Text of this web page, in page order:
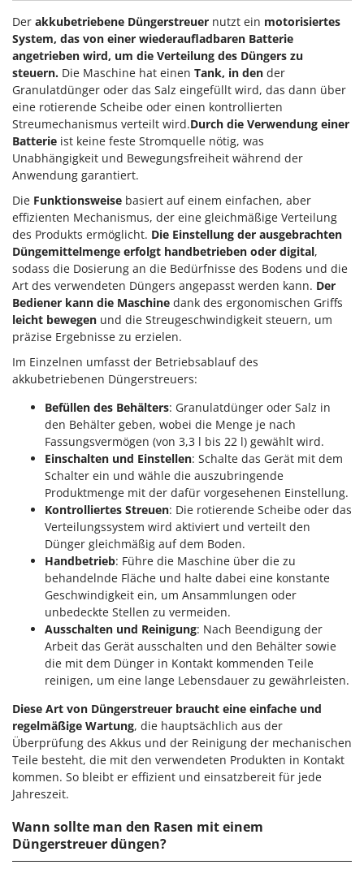
Novatec
Novital
NuAir
NuovaFac
O
Officine Savioli
Oliviero
Olix
OMA
Omas
Ompagrill
Ooni
Oriental Koshin
P
Palumbo Pavi
Partisani
Paterlini
Philips
Pramac
Prismafood
R.G.V.
Rato
Reber
Redback
Resto Italia
Ribimex
Ripartrak
Ritter
River Systems
Rossofuoco
Rover Pompe
Der akkubetriebene Düngerstreuer nutzt ein motorisiertes
System, das von einer wiederaufladbaren Batterie
angetrieben wird, um die Verteilung des Düngers zu
steuern. Die Maschine hat einen Tank, in den der
Granulatdünger oder das Salz eingefüllt wird, das dann über
eine rotierende Scheibe oder einen kontrollierten
Streumechanismus verteilt wird.Durch die Verwendung einer
Batterie ist keine feste Stromquelle nötig, was
Unabhängigkeit und Bewegungsfreiheit während der
Anwendung garantiert.
Die Funktionsweise basiert auf einem einfachen, aber
effizienten Mechanismus, der eine gleichmäßige Verteilung
des Produkts ermöglicht. Die Einstellung der ausgebrachten
Düngemittelmenge erfolgt handbetrieben oder digital,
sodass die Dosierung an die Bedürfnisse des Bodens und die
Art des verwendeten Düngers angepasst werden kann. Der
Bediener kann die Maschine dank des ergonomischen Griffs
leicht bewegen und die Streugeschwindigkeit steuern, um
präzise Ergebnisse zu erzielen.
Im Einzelnen umfasst der Betriebsablauf des
akkubetriebenen Düngerstreuers:
Befüllen des Behälters: Granulatdünger oder Salz in
den Behälter geben, wobei die Menge je nach
Fassungsvermögen (von 3,3 l bis 22 l) gewählt wird.
Einschalten und Einstellen: Schalte das Gerät mit dem
Schalter ein und wähle die auszubringende
Produktmenge mit der dafür vorgesehenen Einstellung.
Kontrolliertes Streuen: Die rotierende Scheibe oder das
Verteilungssystem wird aktiviert und verteilt den
Dünger gleichmäßig auf dem Boden.
Handbetrieb: Führe die Maschine über die zu
behandelnde Fläche und halte dabei eine konstante
Geschwindigkeit ein, um Ansammlungen oder
unbedeckte Stellen zu vermeiden.
Ausschalten und Reinigung: Nach Beendigung der
Arbeit das Gerät ausschalten und den Behälter sowie
die mit dem Dünger in Kontakt kommenden Teile
reinigen, um eine lange Lebensdauer zu gewährleisten.
Diese Art von Düngerstreuer braucht eine einfache und
regelmäßige Wartung, die hauptsächlich aus der
Überprüfung des Akkus und der Reinigung der mechanischen
Teile besteht, die mit den verwendeten Produkten in Kontakt
kommen. So bleibt er effizient und einsatzbereit für jede
Jahreszeit.
Wann sollte man den Rasen mit einem
Düngerstreuer düngen?